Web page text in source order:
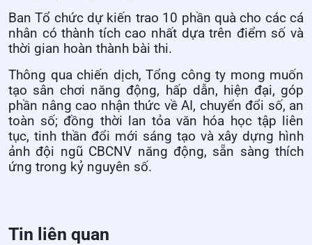
Ban Tổ chức dự kiến trao 10 phần quà cho các cá
nhân có thành tích cao nhất dựa trên điểm số và
thời gian hoàn thành bài thi.
Thông qua chiến dịch, Tổng công ty mong muốn
tạo sân chơi năng động, hấp dẫn, hiện đại, góp
phần nâng cao nhận thức về AI, chuyển đổi số, an
toàn số; đồng thời lan tỏa văn hóa học tập liên
tục, tinh thần đổi mới sáng tạo và xây dựng hình
ảnh đội ngũ CBCNV năng động, sẵn sàng thích
ứng trong kỷ nguyên số.
Tin liên quan